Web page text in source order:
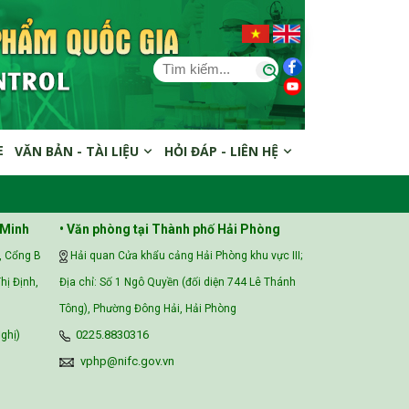
VĂN BẢN - TÀI LIỆU HỎI ĐÁP - LIÊN HỆ
Cổng B
Định,
• Văn phòng tại Thành phố Hải Phòng
Hải quan Cửa khẩu cảng Hải Phòng khu vực III;
Địa chỉ: Số 1 Ngô Quyền (đối diện 744 Lê Thánh
Tông), Phường Đông Hải, Hải Phòng
0225.8830316
vphp@nifc.gov.vn